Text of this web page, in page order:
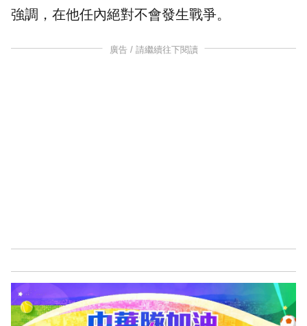
強調，在他任內絕對不會發生戰爭。
廣告 / 請繼續往下閱讀